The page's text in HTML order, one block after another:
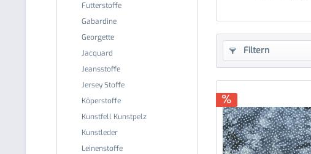
Futterstoffe
Gabardine
Georgette
Jacquard
Jeansstoffe
Jersey Stoffe
Köperstoffe
Kunstfell Kunstpelz
Kunstleder
Leinenstoffe
Filtern